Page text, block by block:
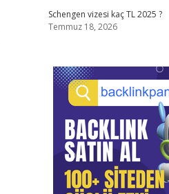
Schengen vizesi kaç TL 2025 ?
Temmuz 18, 2026